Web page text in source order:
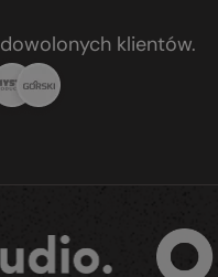
klientów.